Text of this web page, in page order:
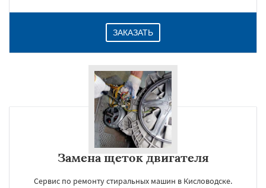
ЗАКАЗАТЬ
Замена щеток двигателя
Сервис по ремонту стиральных машин в Кисловодске.